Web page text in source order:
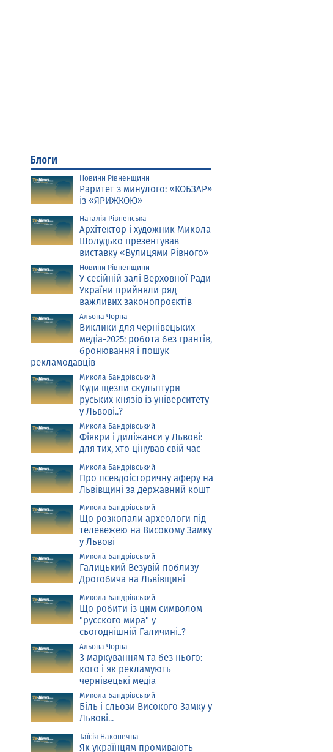
Блоги
Новини Рівненщини
Раритет з минулого: «КОБЗАР»
із «ЯРИЖКОЮ»
Наталія Рівненська
Архітектор і художник Микола
Шолудько презентував
виставку «Вулицями Рівного»
Новини Рівненщини
У сесійній залі Верховної Ради
України прийняли ряд
важливих законопроєктів
Альона Чорна
Виклики для чернівецьких
медіа-2025: робота без грантів,
бронювання і пошук
рекламодавців
Микола Бандрівський
Куди щезли скульптури
руських князів із університету
у Львові..?
Микола Бандрівський
Фіякри і диліжанси у Львові:
для тих, хто цінував свій час
Микола Бандрівський
Про псевдоісторичну аферу на
Львівщині за державний кошт
Микола Бандрівський
Що розкопали археологи під
телевежею на Високому Замку
у Львові
Микола Бандрівський
Галицький Везувій поблизу
Дрогобича на Львівщині
Микола Бандрівський
Що робити із цим символом
"русского мира" у
сьогоднішній Галичині..?
Альона Чорна
З маркуванням та без нього:
кого і як рекламують
чернівецькі медіа
Микола Бандрівський
Біль і сльози Високого Замку у
Львові...
Таїсія Наконечна
Як українцям промивають